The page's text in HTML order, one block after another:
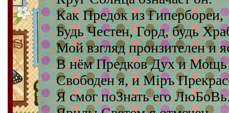
Как Предок из Гипербореи,
Будь Честен, Горд, будь
Мой взгляд пронзителен и
В нём Предков Дух и Мощь
Свободен я, и Мiръ
Я смог поЗнать его